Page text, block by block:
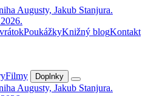
PoukážkyKnižný blogKontakt
Filmy Doplnky